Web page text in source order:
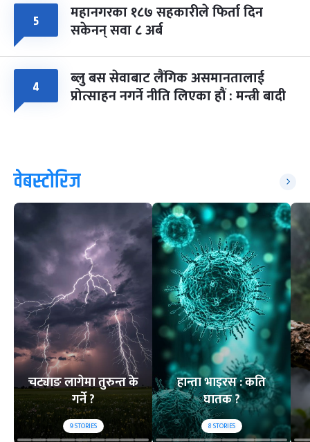
५ महानगरका १८७ सहकारीले फिर्ता दिन
सकेनन् सवा ८ अर्ब
४ ब्लु बस सेवाबाट लैंगिक असमानतालाई
प्रोत्साहन नगर्ने नीति लिएका हौं : मन्त्री बादी
वेबस्टोरिज
चट्याङ लागेमा तुरुन्त के
गर्ने ?
9STORIES
हान्ता भाइरस : कति
घातक ?
8STORIES